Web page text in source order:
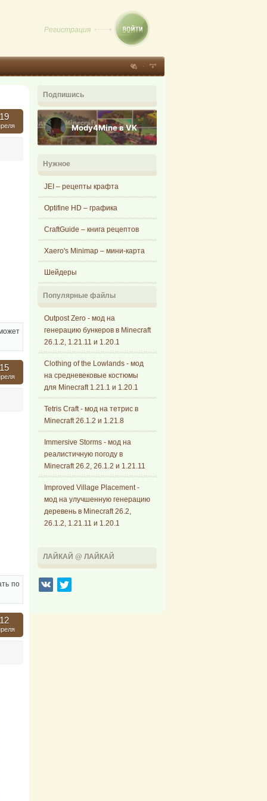
Регистрация
19
15
по
12
Подпишись
Mody4Mine в VK
Нужное
JEI – рецепты крафта
Optifine HD – графика
CraftGuide – книга рецептов
Xaero's Minimap – мини-карта
Шейдеры
Популярные файлы
Outpost Zero - мод на
генерацию бункеров в Minecraft
26.1.2, 1.21.11 и 1.20.1
Clothing of the Lowlands - мод
на средневековые костюмы
для Minecraft 1.21.1 и 1.20.1
Tetris Craft - мод на тетрис в
Minecraft 26.1.2 и 1.21.8
Immersive Storms - мод на
реалистичную погоду в
Minecraft 26.2, 26.1.2 и 1.21.11
Improved Village Placement -
мод на улучшенную генерацию
деревень в Minecraft 26.2,
26.1.2, 1.21.11 и 1.20.1
ЛАЙКАЙ @ ЛАЙКАЙ